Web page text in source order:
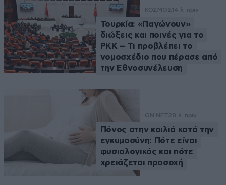
ΚΟΣΜΟΣ 14 λ. πριν
Τουρκία: «Παγώνουν»
διώξεις και ποινές για το
PKK – Τι προβλέπει το
νομοσχέδιο που πέρασε από
την Εθνοσυνέλευση
ON NET28 λ. πριν
Πόνος στην κοιλιά κατά την
εγκυμοσύνη: Πότε είναι
φυσιολογικός και πότε
χρειάζεται προσοχή